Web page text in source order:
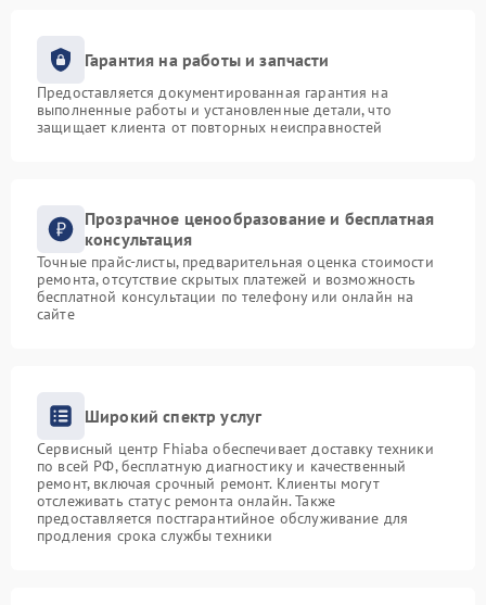
Гарантия на работы и запчасти
Предоставляется документированная гарантия на
выполненные работы и установленные детали, что
защищает клиента от повторных неисправностей
Прозрачное ценообразование и бесплатная
консультация
Точные прайс-листы, предварительная оценка стоимости
ремонта, отсутствие скрытых платежей и возможность
бесплатной консультации по телефону или онлайн на
сайте
Широкий спектр услуг
Сервисный центр Fhiaba обеспечивает доставку техники
по всей РФ, бесплатную диагностику и качественный
ремонт, включая срочный ремонт. Клиенты могут
отслеживать статус ремонта онлайн. Также
предоставляется постгарантийное обслуживание для
продления срока службы техники